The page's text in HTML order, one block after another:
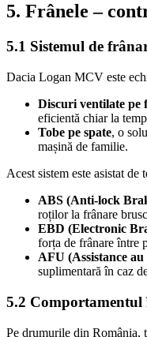
5. Frânele –
5.1 Sistemul de
Dacia Logan MCV este
Discuri ventilate pe
eficientă chiar la
Tobe pe spate, o
mașină de familie.
Acest sistem este asistat
ABS (Anti-lock
roților la frânare
EBD (Electronic
forța de frânare între
AFU (Assistance
suplimentară în caz
5.2
Pe drumurile din România,